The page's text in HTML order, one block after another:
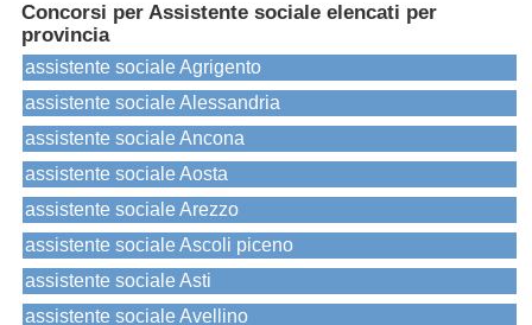
Concorsi per Assistente sociale elencati per
provincia
assistente sociale Agrigento
assistente sociale Alessandria
assistente sociale Ancona
assistente sociale Aosta
assistente sociale Arezzo
assistente sociale Ascoli piceno
assistente sociale Asti
assistente sociale Avellino